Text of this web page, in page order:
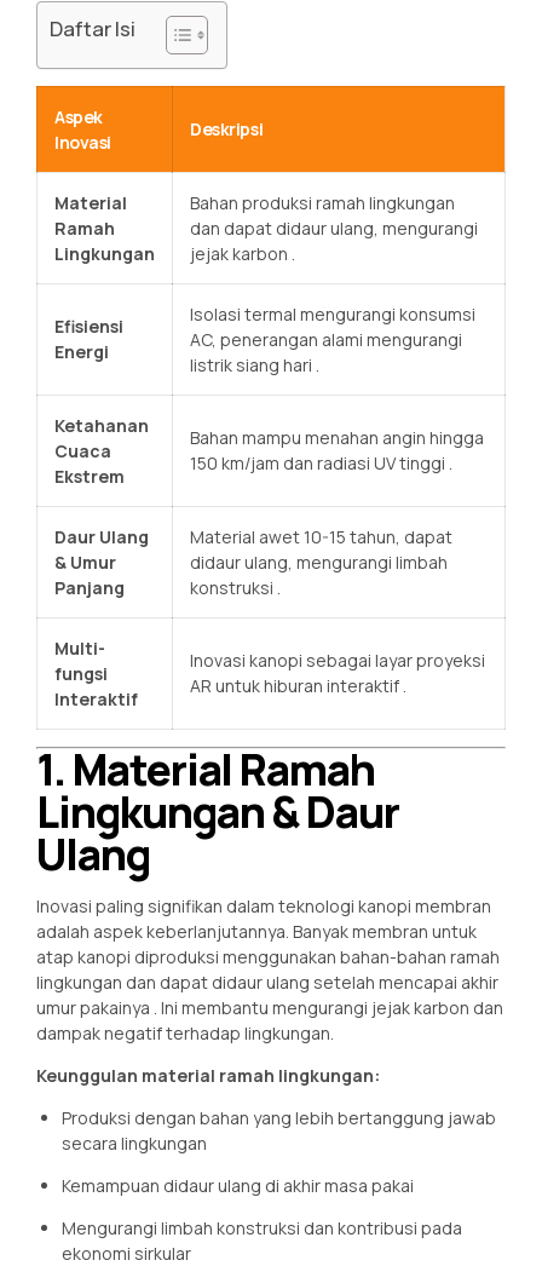
Daftar Isi
Aspek
Inovasi
Deskripsi
Material
Ramah
Lingkungan
Bahan produksi ramah lingkungan
dan dapat didaur ulang, mengurangi
jejak karbon
Efisiensi
Energi
Isolasi termal mengurangi konsumsi
AC, penerangan alami mengurangi
listrik siang hari
Ketahanan
Cuaca
Ekstrem
Bahan mampu menahan angin hingga
150 km/jam dan radiasi UV tinggi
Daur Ulang
& Umur
Panjang
Material awet 10-15 tahun, dapat
didaur ulang, mengurangi limbah
konstruksi
Multi-
fungsi
Interaktif
Inovasi kanopi sebagai layar proyeksi
AR untuk hiburan interaktif
1. Material Ramah
Lingkungan & Daur
Ulang
Inovasi paling signifikan dalam teknologi kanopi membran
adalah aspek keberlanjutannya. Banyak membran untuk
atap kanopi diproduksi menggunakan bahan-bahan ramah
lingkungan dan dapat didaur ulang setelah mencapai akhir
umur pakainya . Ini membantu mengurangi jejak karbon dan
dampak negatif terhadap lingkungan.
Keunggulan material ramah lingkungan:
Produksi dengan bahan yang lebih bertanggung jawab
secara lingkungan
Kemampuan didaur ulang di akhir masa pakai
Mengurangi limbah konstruksi dan kontribusi pada
ekonomi sirkular